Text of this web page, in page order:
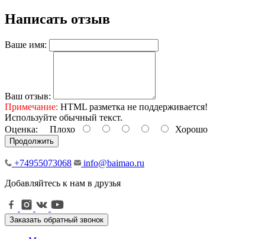
Написать отзыв
Ваше имя:
Ваш отзыв:
Примечание: HTML разметка не поддерживается!
Используйте обычный текст.
Оценка: Плохо Хорошо
Продолжить
+74955073068
info@baimao.ru
Добавляйтесь к нам в друзья
Заказать обратный звонок